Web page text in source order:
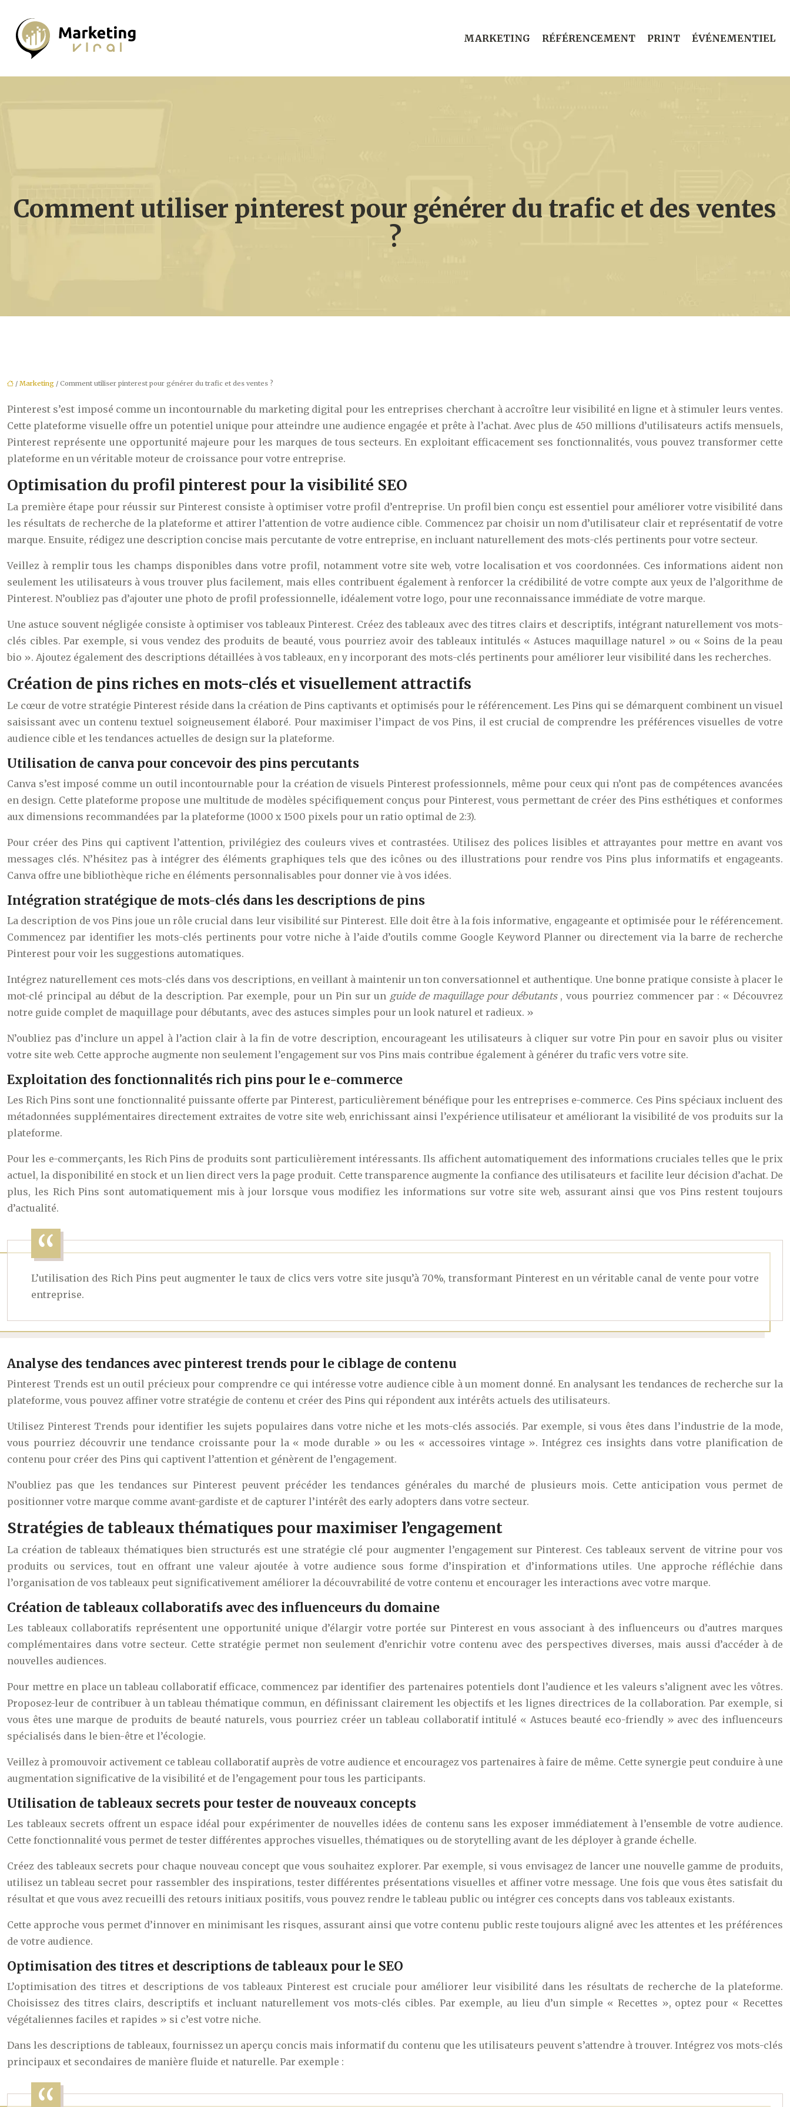
MARKETING RÉFÉRENCEMENT PRINT ÉVÉNEMENTIEL
Comment utiliser pinterest pour générer du trafic et des ventes
?
/ Marketing / Comment utiliser pinterest pour générer du trafic et des ventes ?
Pinterest s’est imposé comme un incontournable du marketing digital pour les entreprises cherchant à accroître leur visibilité en ligne et à stimuler leurs ventes.
Cette plateforme visuelle offre un potentiel unique pour atteindre une audience engagée et prête à l’achat. Avec plus de 450 millions d’utilisateurs actifs mensuels,
Pinterest représente une opportunité majeure pour les marques de tous secteurs. En exploitant efficacement ses fonctionnalités, vous pouvez transformer cette
plateforme en un véritable moteur de croissance pour votre entreprise.
Optimisation du profil pinterest pour la visibilité SEO
La première étape pour réussir sur Pinterest consiste à optimiser votre profil d’entreprise. Un profil bien conçu est essentiel pour améliorer votre visibilité dans
les résultats de recherche de la plateforme et attirer l’attention de votre audience cible. Commencez par choisir un nom d’utilisateur clair et représentatif de votre
marque. Ensuite, rédigez une description concise mais percutante de votre entreprise, en incluant naturellement des mots-clés pertinents pour votre secteur.
Veillez à remplir tous les champs disponibles dans votre profil, notamment votre site web, votre localisation et vos coordonnées. Ces informations aident non
seulement les utilisateurs à vous trouver plus facilement, mais elles contribuent également à renforcer la crédibilité de votre compte aux yeux de l’algorithme de
Pinterest. N’oubliez pas d’ajouter une photo de profil professionnelle, idéalement votre logo, pour une reconnaissance immédiate de votre marque.
Une astuce souvent négligée consiste à optimiser vos tableaux Pinterest. Créez des tableaux avec des titres clairs et descriptifs, intégrant naturellement vos mots-
clés cibles. Par exemple, si vous vendez des produits de beauté, vous pourriez avoir des tableaux intitulés « Astuces maquillage naturel » ou « Soins de la peau
bio ». Ajoutez également des descriptions détaillées à vos tableaux, en y incorporant des mots-clés pertinents pour améliorer leur visibilité dans les recherches.
Création de pins riches en mots-clés et visuellement attractifs
Le cœur de votre stratégie Pinterest réside dans la création de Pins captivants et optimisés pour le référencement. Les Pins qui se démarquent combinent un visuel
saisissant avec un contenu textuel soigneusement élaboré. Pour maximiser l’impact de vos Pins, il est crucial de comprendre les préférences visuelles de votre
audience cible et les tendances actuelles de design sur la plateforme.
Utilisation de canva pour concevoir des pins percutants
Canva s’est imposé comme un outil incontournable pour la création de visuels Pinterest professionnels, même pour ceux qui n’ont pas de compétences avancées
en design. Cette plateforme propose une multitude de modèles spécifiquement conçus pour Pinterest, vous permettant de créer des Pins esthétiques et conformes
aux dimensions recommandées par la plateforme (1000 x 1500 pixels pour un ratio optimal de 2:3).
Pour créer des Pins qui captivent l’attention, privilégiez des couleurs vives et contrastées. Utilisez des polices lisibles et attrayantes pour mettre en avant vos
messages clés. N’hésitez pas à intégrer des éléments graphiques tels que des icônes ou des illustrations pour rendre vos Pins plus informatifs et engageants.
Canva offre une bibliothèque riche en éléments personnalisables pour donner vie à vos idées.
Intégration stratégique de mots-clés dans les descriptions de pins
La description de vos Pins joue un rôle crucial dans leur visibilité sur Pinterest. Elle doit être à la fois informative, engageante et optimisée pour le référencement.
Commencez par identifier les mots-clés pertinents pour votre niche à l’aide d’outils comme Google Keyword Planner ou directement via la barre de recherche
Pinterest pour voir les suggestions automatiques.
Intégrez naturellement ces mots-clés dans vos descriptions, en veillant à maintenir un ton conversationnel et authentique. Une bonne pratique consiste à placer le
mot-clé principal au début de la description. Par exemple, pour un Pin sur un guide de maquillage pour débutants , vous pourriez commencer par : « Découvrez
notre guide complet de maquillage pour débutants, avec des astuces simples pour un look naturel et radieux. »
N’oubliez pas d’inclure un appel à l’action clair à la fin de votre description, encourageant les utilisateurs à cliquer sur votre Pin pour en savoir plus ou visiter
votre site web. Cette approche augmente non seulement l’engagement sur vos Pins mais contribue également à générer du trafic vers votre site.
Exploitation des fonctionnalités rich pins pour le e-commerce
Les Rich Pins sont une fonctionnalité puissante offerte par Pinterest, particulièrement bénéfique pour les entreprises e-commerce. Ces Pins spéciaux incluent des
métadonnées supplémentaires directement extraites de votre site web, enrichissant ainsi l’expérience utilisateur et améliorant la visibilité de vos produits sur la
plateforme.
Pour les e-commerçants, les Rich Pins de produits sont particulièrement intéressants. Ils affichent automatiquement des informations cruciales telles que le prix
actuel, la disponibilité en stock et un lien direct vers la page produit. Cette transparence augmente la confiance des utilisateurs et facilite leur décision d’achat. De
plus, les Rich Pins sont automatiquement mis à jour lorsque vous modifiez les informations sur votre site web, assurant ainsi que vos Pins restent toujours
d’actualité.
L’utilisation des Rich Pins peut augmenter le taux de clics vers votre site jusqu’à 70%, transformant Pinterest en un véritable canal de vente pour votre
entreprise.
Analyse des tendances avec pinterest trends pour le ciblage de contenu
Pinterest Trends est un outil précieux pour comprendre ce qui intéresse votre audience cible à un moment donné. En analysant les tendances de recherche sur la
plateforme, vous pouvez affiner votre stratégie de contenu et créer des Pins qui répondent aux intérêts actuels des utilisateurs.
Utilisez Pinterest Trends pour identifier les sujets populaires dans votre niche et les mots-clés associés. Par exemple, si vous êtes dans l’industrie de la mode,
vous pourriez découvrir une tendance croissante pour la « mode durable » ou les « accessoires vintage ». Intégrez ces insights dans votre planification de
contenu pour créer des Pins qui captivent l’attention et génèrent de l’engagement.
N’oubliez pas que les tendances sur Pinterest peuvent précéder les tendances générales du marché de plusieurs mois. Cette anticipation vous permet de
positionner votre marque comme avant-gardiste et de capturer l’intérêt des early adopters dans votre secteur.
Stratégies de tableaux thématiques pour maximiser l’engagement
La création de tableaux thématiques bien structurés est une stratégie clé pour augmenter l’engagement sur Pinterest. Ces tableaux servent de vitrine pour vos
produits ou services, tout en offrant une valeur ajoutée à votre audience sous forme d’inspiration et d’informations utiles. Une approche réfléchie dans
l’organisation de vos tableaux peut significativement améliorer la découvrabilité de votre contenu et encourager les interactions avec votre marque.
Création de tableaux collaboratifs avec des influenceurs du domaine
Les tableaux collaboratifs représentent une opportunité unique d’élargir votre portée sur Pinterest en vous associant à des influenceurs ou d’autres marques
complémentaires dans votre secteur. Cette stratégie permet non seulement d’enrichir votre contenu avec des perspectives diverses, mais aussi d’accéder à de
nouvelles audiences.
Pour mettre en place un tableau collaboratif efficace, commencez par identifier des partenaires potentiels dont l’audience et les valeurs s’alignent avec les vôtres.
Proposez-leur de contribuer à un tableau thématique commun, en définissant clairement les objectifs et les lignes directrices de la collaboration. Par exemple, si
vous êtes une marque de produits de beauté naturels, vous pourriez créer un tableau collaboratif intitulé « Astuces beauté eco-friendly » avec des influenceurs
spécialisés dans le bien-être et l’écologie.
Veillez à promouvoir activement ce tableau collaboratif auprès de votre audience et encouragez vos partenaires à faire de même. Cette synergie peut conduire à une
augmentation significative de la visibilité et de l’engagement pour tous les participants.
Utilisation de tableaux secrets pour tester de nouveaux concepts
Les tableaux secrets offrent un espace idéal pour expérimenter de nouvelles idées de contenu sans les exposer immédiatement à l’ensemble de votre audience.
Cette fonctionnalité vous permet de tester différentes approches visuelles, thématiques ou de storytelling avant de les déployer à grande échelle.
Créez des tableaux secrets pour chaque nouveau concept que vous souhaitez explorer. Par exemple, si vous envisagez de lancer une nouvelle gamme de produits,
utilisez un tableau secret pour rassembler des inspirations, tester différentes présentations visuelles et affiner votre message. Une fois que vous êtes satisfait du
résultat et que vous avez recueilli des retours initiaux positifs, vous pouvez rendre le tableau public ou intégrer ces concepts dans vos tableaux existants.
Cette approche vous permet d’innover en minimisant les risques, assurant ainsi que votre contenu public reste toujours aligné avec les attentes et les préférences
de votre audience.
Optimisation des titres et descriptions de tableaux pour le SEO
L’optimisation des titres et descriptions de vos tableaux Pinterest est cruciale pour améliorer leur visibilité dans les résultats de recherche de la plateforme.
Choisissez des titres clairs, descriptifs et incluant naturellement vos mots-clés cibles. Par exemple, au lieu d’un simple « Recettes », optez pour « Recettes
végétaliennes faciles et rapides » si c’est votre niche.
Dans les descriptions de tableaux, fournissez un aperçu concis mais informatif du contenu que les utilisateurs peuvent s’attendre à trouver. Intégrez vos mots-clés
principaux et secondaires de manière fluide et naturelle. Par exemple :